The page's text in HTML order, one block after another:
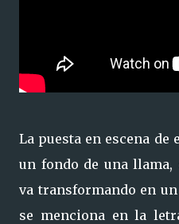
La puesta en escena de
un fondo de una llama,
va transformando en
se menciona en la